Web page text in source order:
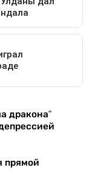
дракона"
прямой